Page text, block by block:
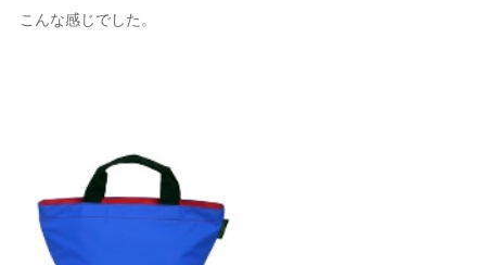
こんな感じでした。